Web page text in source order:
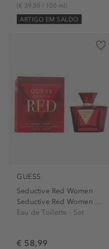
(€ 39,50 / 100 ml)
ARTIGO EM SALDO
GUESS
Seductive Red Women
Seductive Red Women Edt Spray
Eau de Toilette - Set
€ 58,99